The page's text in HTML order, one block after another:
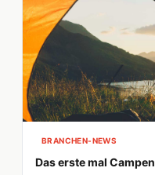
BRANCHEN-NEWS
Das erste mal Campen